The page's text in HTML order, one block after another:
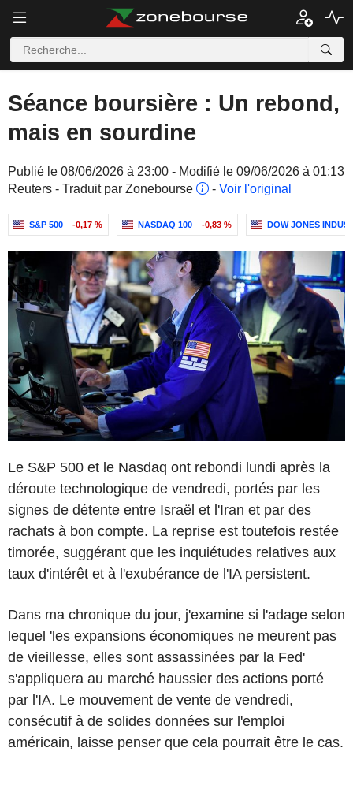
Séance boursière : Un rebond,
mais en sourdine
Publié le 08/06/2026 à 23:00 - Modifié le 09/06/2026 à 01:13
Reuters - Traduit par Zonebourse
- Voir l'original
S&P 500 -0,17 % NASDAQ 100 -0,83 % DOW JONES
Le S&P 500 et le Nasdaq ont rebondi lundi après la
déroute technologique de vendredi, portés par les
signes de détente entre Israël et l'Iran et par des
rachats à bon compte. La reprise est toutefois restée
timorée, suggérant que les inquiétudes relatives aux
taux d'intérêt et à l'exubérance de l'IA persistent.
Dans ma chronique du jour, j'examine si l'adage selon
lequel 'les expansions économiques ne meurent pas
de vieillesse, elles sont assassinées par la Fed'
s'appliquera au marché haussier des actions porté
par l'IA. Le mouvement de vente de vendredi,
consécutif à de solides données sur l'emploi
américain, laisse penser que cela pourrait être le cas.